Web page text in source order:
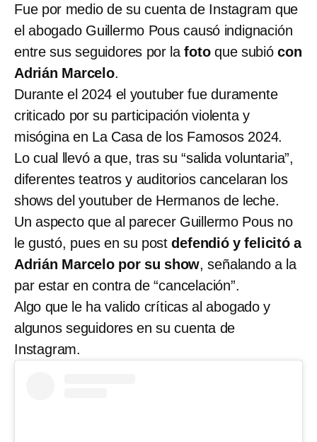
Fue por medio de su cuenta de Instagram que
el abogado Guillermo Pous causó indignación
entre sus seguidores por lafotoque subiócon
Adrián Marcelo.
Durante el 2024 el youtuber fue duramente
criticado por su participación violenta y
misógina en La Casa de los Famosos 2024.
Lo cual llevó a que, tras su “salida voluntaria”,
diferentes teatros y auditorios cancelaran los
shows del youtuber de Hermanos de leche.
Un aspecto que al parecer Guillermo Pous no
le gustó, pues en su postdefendió y felicitó a
Adrián Marcelo por su show, señalando a la
par estar en contra de “cancelación”.
Algo que le ha valido críticas al abogado y
algunos seguidores en su cuenta de
Instagram.